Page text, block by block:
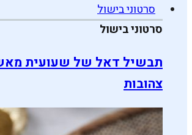
סרטוני בישול
סרטוני בישול
תבשיל דאל של שעועית
צהובות